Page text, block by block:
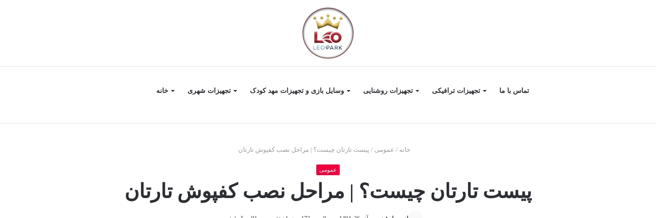
خانه تجهیزات شهری وسایل بازی و تجهیزات مهد کودک تجهیزات روشنایی تجهیزات ترافیکی تماس با ما
خانه / عمومی / پیست تارتان چیست؟ | مراحل نصب کفپوش تارتان
عمومی
پیست تارتان چیست؟ | مراحل نصب کفپوش تارتان